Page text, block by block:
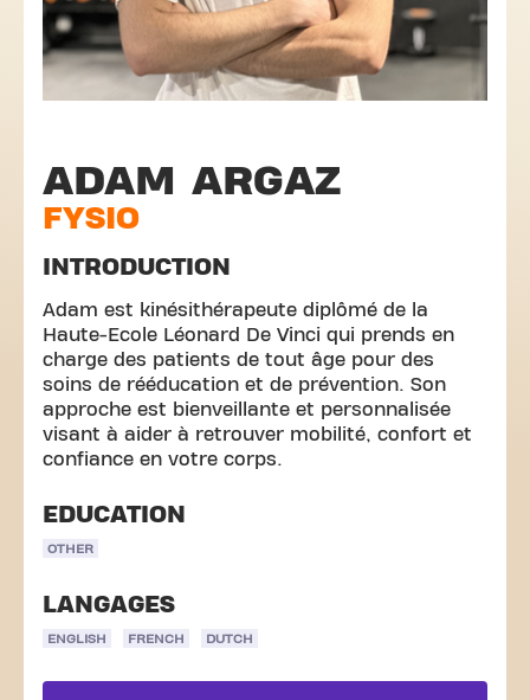
ADAM ARGAZ
FYSIO
INTRODUCTION
Adam est kinésithérapeute diplômé de la
Haute-Ecole Léonard De Vinci qui prends en
charge des patients de tout âge pour des
soins de rééducation et de prévention. Son
approche est bienveillante et personnalisée
visant à aider à retrouver mobilité, confort et
confiance en votre corps.
EDUCATION
OTHER
LANGAGES
ENGLISH FRENCH DUTCH